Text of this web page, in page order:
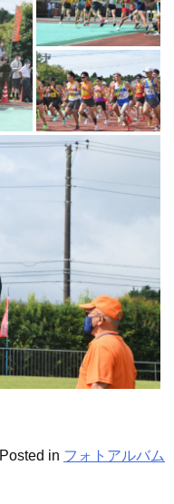
Posted in フォトアルバム